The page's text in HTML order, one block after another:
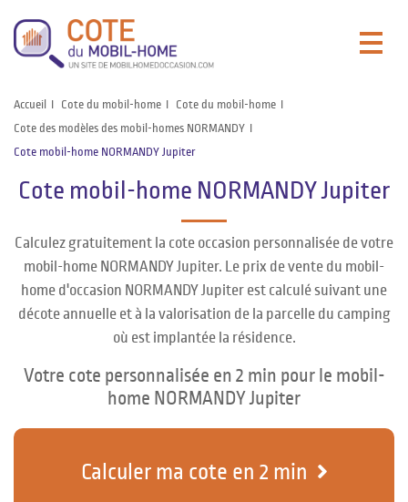
Accueil Cote du mobil-home
Cote du mobil-home
Cote des modèles des mobil-homes NORMANDY
Cote mobil-home NORMANDY Jupiter
Cote mobil-home NORMANDY Jupiter
Calculez gratuitement la cote occasion personnalisée de votre
mobil-home NORMANDY Jupiter. Le prix de vente du mobil-
home d'occasion NORMANDY Jupiter est calculé suivant une
décote annuelle et à la valorisation de la parcelle du camping
où est implantée la résidence.
Votre cote personnalisée en 2 min pour le mobil-
home NORMANDY Jupiter
Calculer ma cote en 2 min